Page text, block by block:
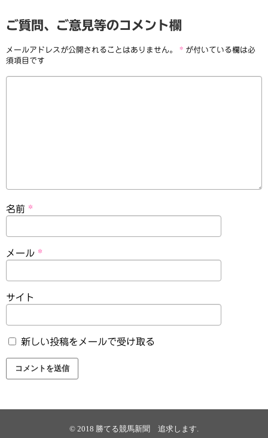
ご質問、ご意見等のコメント欄
メールアドレスが公開されることはありません。 * が付いている欄は必
須項目です
名前 *
メール *
サイト
新しい投稿をメールで受け取る
© 2018 勝てる競馬新聞 追求します